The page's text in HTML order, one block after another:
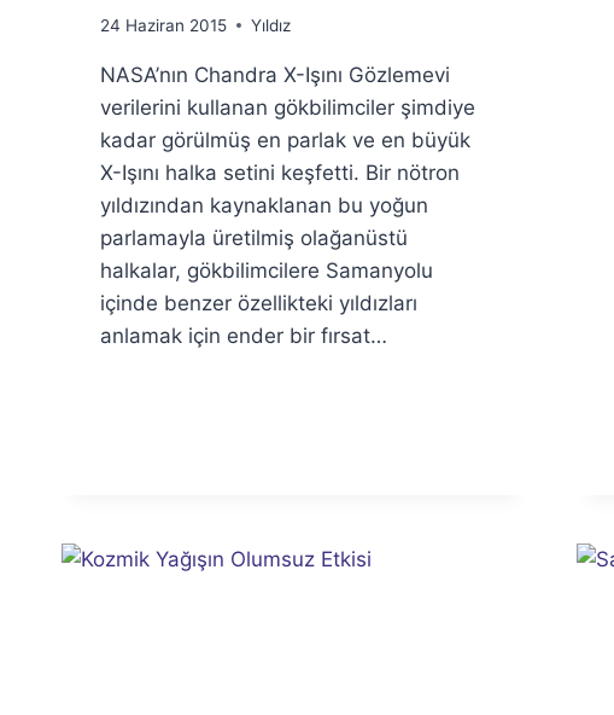
By
Fuat
Özyar
24 Haziran 2015 Yıldız
NASA’nın Chandra X-Işını Gözlemevi
verilerini kullanan gökbilimciler şimdiye
kadar görülmüş en parlak ve en büyük
X-Işını halka setini keşfetti. Bir nötron
yıldızından kaynaklanan bu yoğun
parlamayla üretilmiş olağanüstü
halkalar, gökbilimcilere Samanyolu
içinde benzer özellikteki yıldızları
anlamak için ender bir fırsat…